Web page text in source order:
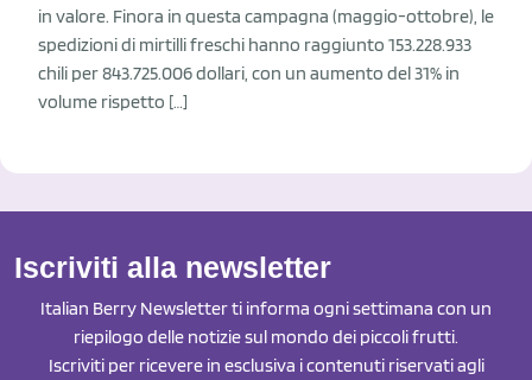
in valore. Finora in questa campagna (maggio-ottobre), le
spedizioni di mirtilli freschi hanno raggiunto 153.228.933
chili per 843.725.006 dollari, con un aumento del 31% in
volume rispetto […]
Iscriviti alla newsletter
Italian Berry Newsletter ti informa ogni settimana con un
riepilogo delle notizie sul mondo dei piccoli frutti.
Iscriviti per ricevere in esclusiva i contenuti riservati agli